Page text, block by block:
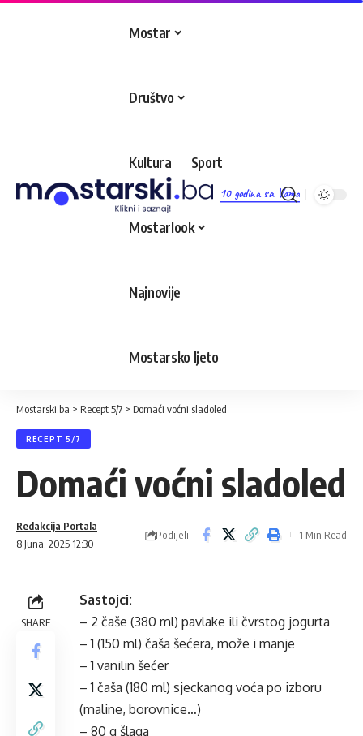
10 godina sa Vama
Mostar
Društvo
Kultura Sport
Mostarlook
Najnovije
Mostarsko ljeto
Mostarski.ba > Recept 5/7 > Domaći voćni sladoled
RECEPT 5/7
Domaći voćni sladoled
8 Juna, 2025 12:30
Redakcija Portala
Podijeli 1 Min Read
SHARE
Sastojci:
– 2 čaše (380 ml) pavlake ili čvrstog jogurta
– 1 (150 ml) čaša šećera, može i manje
– 1 vanilin šećer
– 1 čaša (180 ml) sjeckanog voća po izboru
(maline, borovnice…)
– 80 g šlaga